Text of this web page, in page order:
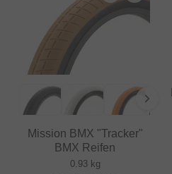
Mission BMX "Tracker"
BMX Reifen
0.93 kg